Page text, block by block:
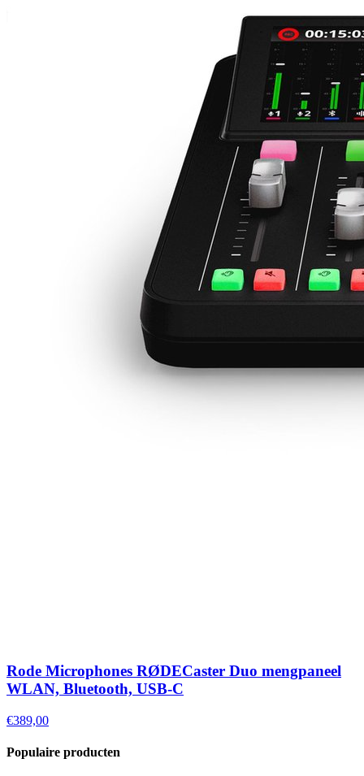
Rode Microphones RØDECaster Duo mengpaneel
WLAN, Bluetooth, USB-C
€389,00
Populaire producten